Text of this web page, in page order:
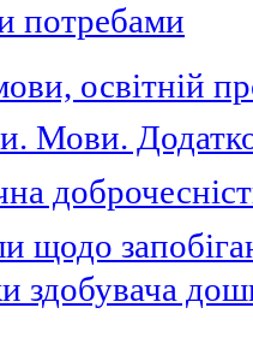
потребами
освітній
Мови.
щодо
здобувача